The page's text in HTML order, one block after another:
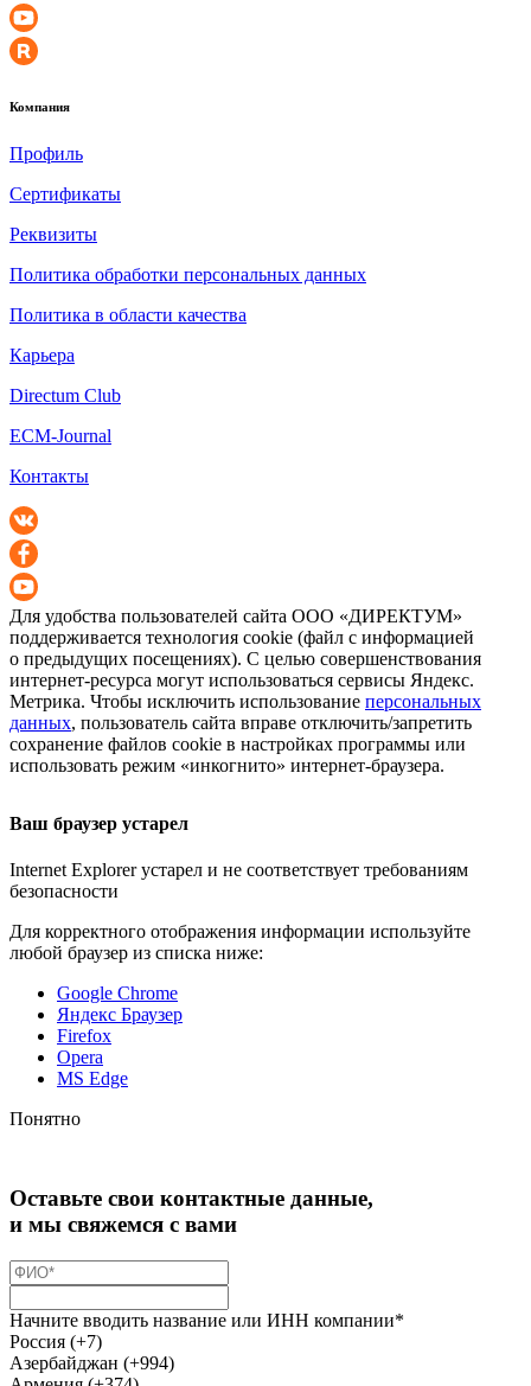
Компания
Профиль
Сертификаты
Реквизиты
Политика обработки персональных данных
Политика в области качества
Карьера
Directum Club
ECM-Journal
Контакты
Для удобства пользователей сайта ООО «ДИРЕКТУМ»
поддерживается технология cookie (файл с информацией
о предыдущих посещениях). С целью совершенствования
интернет-ресурса могут использоваться сервисы Яндекс.
Метрика. Чтобы исключить использование персональных
данных, пользователь сайта вправе отключить/запретить
сохранение файлов cookie в настройках программы или
использовать режим «инкогнито» интернет-браузера.
Ваш браузер устарел
Internet Explorer устарел и не соответствует требованиям
безопасности
Для корректного отображения информации используйте
любой браузер из списка ниже:
Google Chrome
Яндекс Браузер
Firefox
Opera
MS Edge
Понятно
Оставьте свои контактные данные,
и мы свяжемся с вами
Начните вводить название или ИНН компании*
Россия (+7)
Азербайджан (+994)